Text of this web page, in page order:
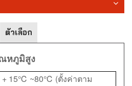
ตัวเลือก
หภูมิสูง
+ 15℃ ~80℃ (ตั้งค่าตาม